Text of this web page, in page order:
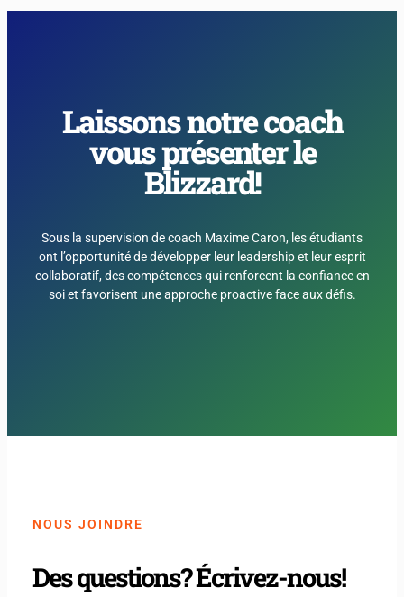
Laissons notre coach
vous présenter le
Blizzard !
Sous la supervision de coach Maxime Caron, les étudiants
ont l’opportunité de développer leur leadership et leur esprit
collaboratif, des compétences qui renforcent la confiance en
soi et favorisent une approche proactive face aux défis.
NOUS JOINDRE
Des questions? Écrivez-nous!